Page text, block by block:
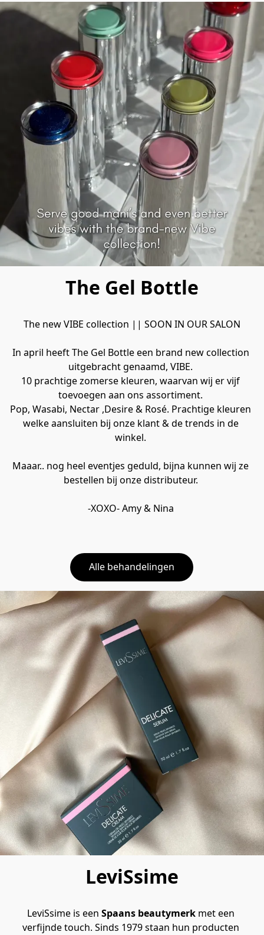
The Gel Bottle
The new VIBE collection || SOON IN OUR SALON
In april heeft The Gel Bottle een brand new collection
uitgebracht genaamd, VIBE.
10 prachtige zomerse kleuren, waarvan wij er vijf
toevoegen aan ons assortiment.
Pop, Wasabi, Nectar ,Desire & Rosé. Prachtige kleuren
welke aansluiten bij onze klant & de trends in de
winkel.
Maaar.. nog heel eventjes geduld, bijna kunnen wij ze
bestellen bij onze distributeur.
-XOXO- Amy & Nina
Alle behandelingen
LeviSsime
LeviSsime is een Spaans beautymerk met een
verfijnde touch. Sinds 1979 staan hun producten